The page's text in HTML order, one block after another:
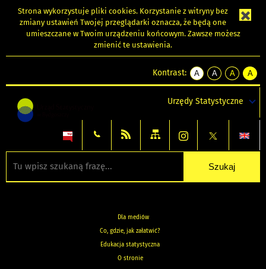
Strona wykorzystuje pliki cookies. Korzystanie z witryny bez
zmiany ustawień Twojej przeglądarki oznacza, że będą one
umieszczane w Twoim urządzeniu końcowym. Zawsze możesz
zmienić te ustawienia.
Kontrast:
A
kontrast
A
kontrast
tekst
czarnym
A
kontrast
tekst
czarnym
A
tekst
żółtym
Urzędy Statystyczne
Dla mediów
Co, gdzie, jak załatwić?
Edukacja statystyczna
O stronie